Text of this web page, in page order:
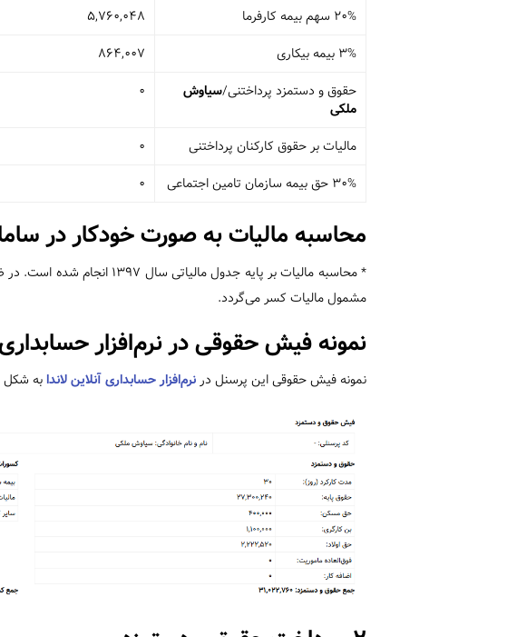
20% سهم بیمه کارفرما
5,760,048
3% بیمه بیکاری
864,007
حقوق و دستمزد پرداختنی/سیاوش
ملکی
0
مالیات بر حقوق کارکنان پرداختنی 0
30% حق بیمه سازمان تامین اجتماعی
0
محاسبه مالیات به صورت خودکار در
*
محاسبه مالیات بر پایه جدول
مشمول مالیات کسر می‌گردد.
نمونه فیش حقوقی در نرم‌افزار حسابداری
نمونه فیش حقوقی این پرسنل درنرم‌افزار حسابداری آنلاین لاندا به شکل